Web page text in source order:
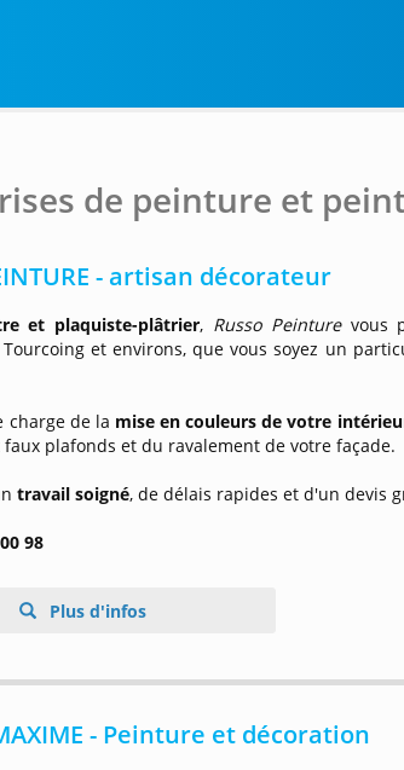
de peinture et
- artisan décorateur
et plaquiste-plâtrier, Russo Peinturevous
et environs, que vous soyez un
charge de la mise en couleurs de votre
faux plafonds et du ravalement de votre façade.
travail soigné, de délais rapides et d'un devis
98
Plus d'infos
- Peinture et décoration